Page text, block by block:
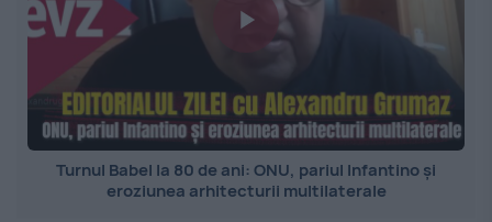
Turnul Babel la 80 de ani: ONU, pariul Infantino și
eroziunea arhitecturii multilaterale